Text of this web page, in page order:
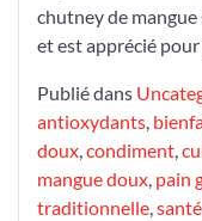
chutney de mangue
et est apprécié
Publié dans
antioxydants
doux condiment
mangue doux pain
traditionnelle santé